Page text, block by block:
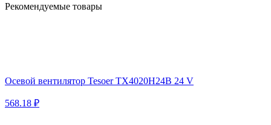
Рекомендуемые товары
Осевой вентилятор Tesoer TX4020H24B 24 V
568.18 ₽